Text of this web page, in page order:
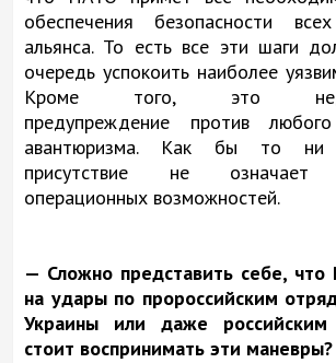
обеспечения безопасности
альянса. То есть все эти шаги
очередь успокоить наиболее
Кроме того, это
предупреждение против
авантюризма. Как бы то ни
присутствие не означает
операционных возможностей.
— Сложно представить себе,
на удары по пророссийским
Украины или даже
стоит воспринимать эти маневры?